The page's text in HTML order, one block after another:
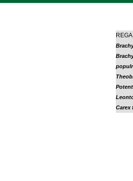
Carex